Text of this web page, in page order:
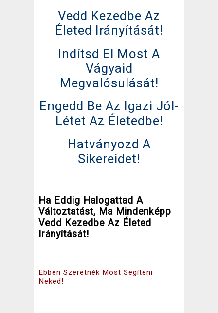
Vedd Kezedbe Az
Életed Irányítását!
Indítsd El Most A
Vágyaid
Megvalósulását!
Engedd Be Az Igazi Jól-
Létet Az Életedbe!
Hatványozd A
Sikereidet!
Ha Eddig Halogattad A
Változtatást, Ma Mindenképp
Vedd Kezedbe Az Életed
Irányítását!
Ebben Szeretnék Most Segíteni
Neked!